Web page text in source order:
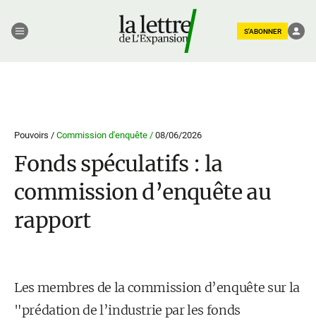
S'ABONNER
Pouvoirs / Commission d'enquête / 08/06/2026
Fonds spéculatifs : la
commission d’enquête au
rapport
Les membres de la commission d’enquête sur la
"prédation de l’industrie par les fonds